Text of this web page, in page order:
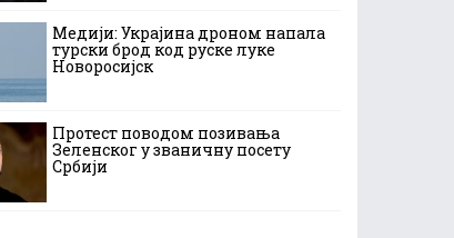
Медији: Украјина дроном напала
турски брод код руске луке
Новоросијск
Протест поводом позивања
Зеленског у званичну посету
Србији